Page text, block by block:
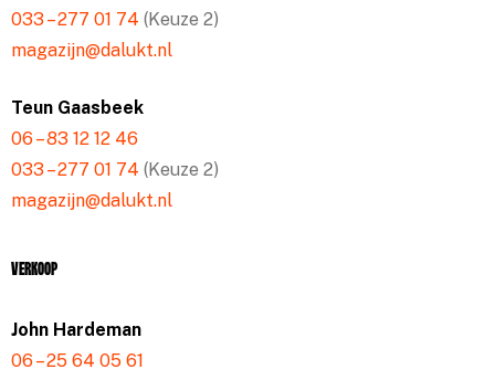
033 – 277 01 74 (Keuze 2)
magazijn@dalukt.nl
Teun Gaasbeek
06 – 83 12 12 46
033 – 277 01 74 (Keuze 2)
magazijn@dalukt.nl
Verkoop
John Hardeman
06 – 25 64 05 61